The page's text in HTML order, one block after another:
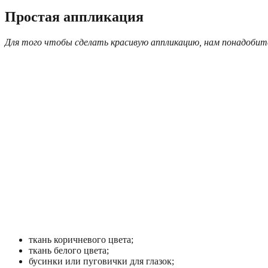
Простая аппликация
Для того чтобы сделать красивую аппликацию, нам
ткань коричневого цвета;
ткань белого цвета;
бусинки или пуговички для глазок;